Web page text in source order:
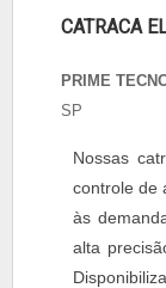
CATRACA
PRIME
SP
Nossas
controle de
às
alta